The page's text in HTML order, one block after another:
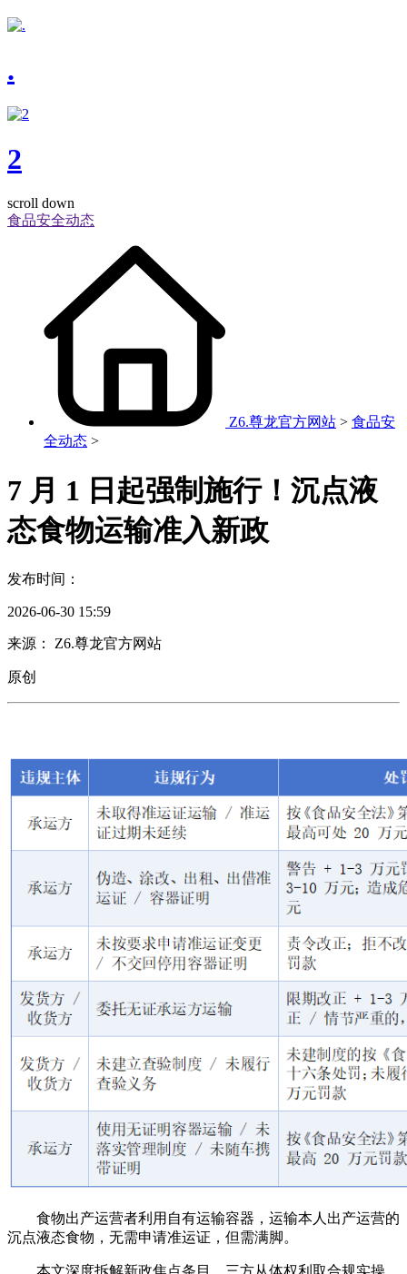
.
2
scroll down
食品安全动态
Z6.尊龙官方网站 > 食品安
全动态 >
7 月 1 日起强制施行！沉点液
态食物运输准入新政
发布时间：
2026-06-30 15:59
来源： Z6.尊龙官方网站
原创
食物出产运营者利用自有运输容器，运输本人出产运营的
沉点液态食物，无需申请准运证，但需满脚。
本文深度拆解新政焦点条目、三方从体权利取合规实操，